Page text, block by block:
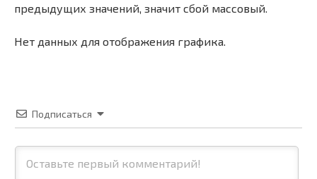
предыдущих значений, значит сбой массовый.
Нет данных для отображения графика.
Подписаться